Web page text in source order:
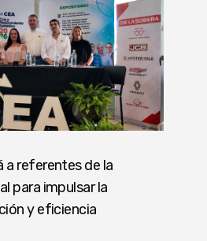
a referentes de la
para impulsar la
y eficiencia